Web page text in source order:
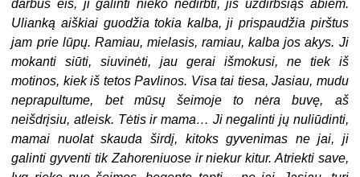
darbus eis, ji galinti nieko nedirbti, jis uždirbsiąs abiem.
Ulianką aiškiai guodžia tokia kalba, ji prispaudžia pirštus
jam prie lūpų. Ramiau, mielasis, ramiau, kalba jos akys. Ji
mokanti siūti, siuvinėti, jau gerai išmokusi, ne tiek iš
motinos, kiek iš tetos Pavlinos. Visa tai tiesa, Jasiau, mudu
neprapultume, bet mūsų šeimoje to nėra buvę, aš
neišdrįsiu, atleisk. Tėtis ir mama… Ji negalinti jų nuliūdinti,
mamai nuolat skauda širdį, kitoks gyvenimas ne jai, ji
galinti gyventi tik Zahoreniuose ir niekur kitur. Atriekti save,